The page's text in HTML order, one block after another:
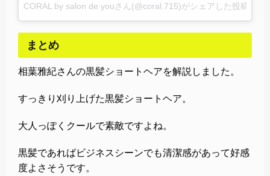
CORAL by salon de youさん(@coral.715)がシェアした投稿
まとめ
相葉雅紀さんの黒髪ショートヘアを解説しました。
すっきり刈り上げた黒髪ショートヘア。
大人っぽくクールで素敵ですよね。
黒髪であればビジネスシーンでも清潔感があって好感
度よさそうです。